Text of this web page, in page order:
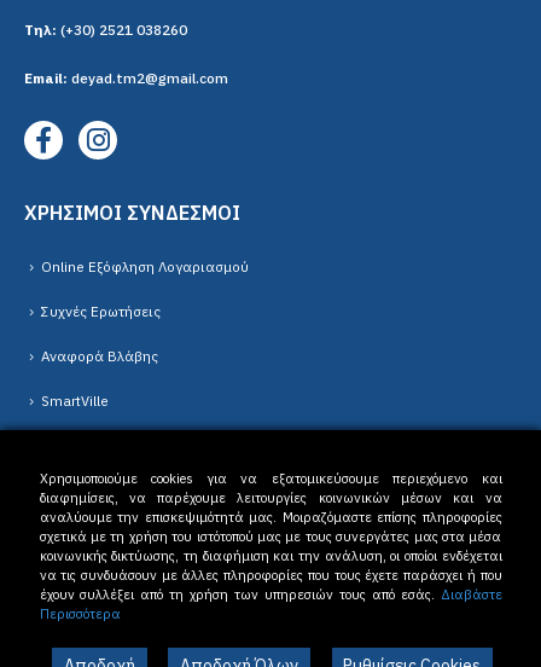
Email: deyad.tm2@gmail.com
Συχνές Ερωτήσεις
Αναφορά Βλάβης
SmartVille
Νέα
Δ.Ε.Υ.Α. Δράμας © 2023. All Rights Reserved. |Όροι Χρήσης-Πολιτική
Απορρήτου
Χρησιμοποιούμε cookies για να εξατομικεύσουμε περιεχόμενο και
διαφημίσεις, να παρέχουμε λειτουργίες κοινωνικών μέσων και να
αναλύουμε την επισκεψιμότητά μας. Μοιραζόμαστε επίσης πληροφορίες
σχετικά με τη χρήση του ιστότοπού μας με τους συνεργάτες μας στα μέσα
κοινωνικής δικτύωσης, τη διαφήμιση και την ανάλυση, οι οποίοι ενδέχεται
να τις συνδυάσουν με άλλες πληροφορίες που τους έχετε παράσχει ή που
έχουν συλλέξει από τη χρήση των υπηρεσιών τους από εσάς. Διαβάστε
Περισσότερα